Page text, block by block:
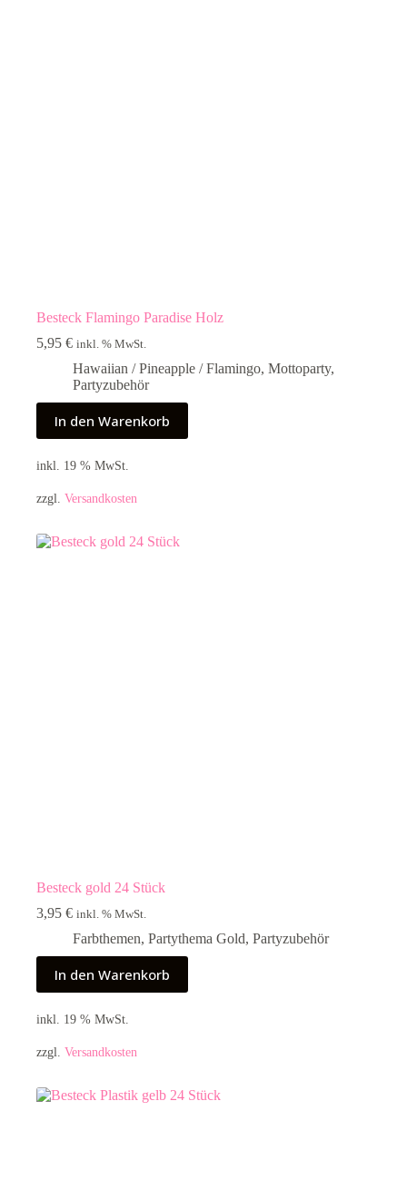
Besteck Flamingo Paradise Holz
5,95 € inkl. % MwSt.
Hawaiian / Pineapple / Flamingo, Mottoparty,
Partyzubehör
In den Warenkorb
inkl. 19 % MwSt.
zzgl. Versandkosten
Besteck gold 24 Stück
3,95 € inkl. % MwSt.
Farbthemen, Partythema Gold, Partyzubehör
In den Warenkorb
inkl. 19 % MwSt.
zzgl. Versandkosten